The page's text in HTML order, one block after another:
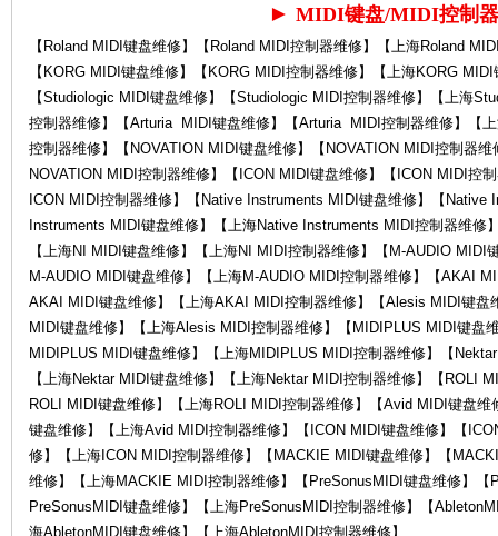
► MIDI键盘/MIDI控制
【Roland MIDI键盘维修】【Roland MIDI控制器维修】【上海Roland
【KORG MIDI键盘维修】【KORG MIDI控制器维修】【上海KORG
【Studiologic MIDI键盘维修】【Studiologic MIDI控制器维修】【上海
控制器维修】【Arturia MIDI键盘维修】【Arturia MIDI控制器维修】【
控制器维修】【NOVATION MIDI键盘维修】【NOVATION MIDI控制器
NOVATION MIDI控制器维修】【ICON MIDI键盘维修】【ICON MIDI控
ICON MIDI控制器维修】【Native Instruments MIDI键盘维修】【
Instruments MIDI键盘维修】【上海Native Instruments MIDI控制器维修
【上海NI MIDI键盘维修】【上海NI MIDI控制器维修】【M-AUDIO
M-AUDIO MIDI键盘维修】【上海M-AUDIO MIDI控制器维修】【AKAI
AKAI MIDI键盘维修】【上海AKAI MIDI控制器维修】【Alesis MIDI键
MIDI键盘维修】【上海Alesis MIDI控制器维修】【MIDIPLUS MIDI键盘
MIDIPLUS MIDI键盘维修】【上海MIDIPLUS MIDI控制器维修】【
【上海Nektar MIDI键盘维修】【上海Nektar MIDI控制器维修】【ROLI
ROLI MIDI键盘维修】【上海ROLI MIDI控制器维修】【Avid MIDI键盘
键盘维修】【上海Avid MIDI控制器维修】【ICON MIDI键盘维修】【
修】【上海ICON MIDI控制器维修】【MACKIE MIDI键盘维修】【
维修】【上海MACKIE MIDI控制器维修】【PreSonusMIDI键盘维修】【
PreSonusMIDI键盘维修】【上海PreSonusMIDI控制器维修】【
海AbletonMIDI键盘维修】【上海AbletonMIDI控制器维修】